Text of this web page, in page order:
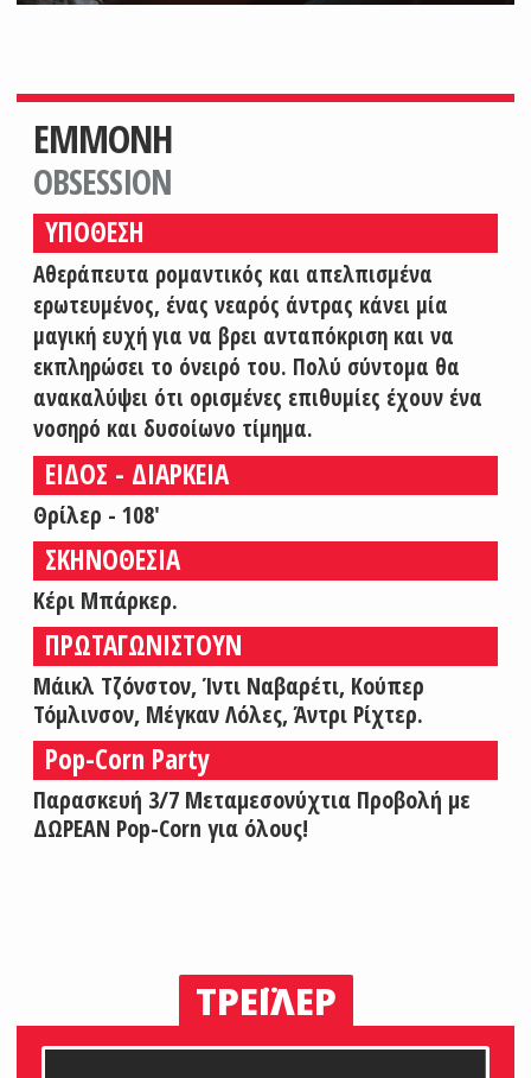
ΕΜΜΟΝΗ
OBSESSION
ΥΠΟΘΕΣΗ
Αθεράπευτα ρομαντικός και απελπισμένα
ερωτευμένος, ένας νεαρός άντρας κάνει μία
μαγική ευχή για να βρει ανταπόκριση και να
εκπληρώσει το όνειρό του. Πολύ σύντομα θα
ανακαλύψει ότι ορισμένες επιθυμίες έχουν ένα
νοσηρό και δυσοίωνο τίμημα.
ΕΙΔΟΣ - ΔΙΑΡΚΕΙΑ
Θρίλερ - 108'
ΣΚΗΝΟΘΕΣΙΑ
Κέρι Μπάρκερ.
ΠΡΩΤΑΓΩΝΙΣΤΟΥΝ
Μάικλ Τζόνστον, Ίντι Ναβαρέτι, Κούπερ
Τόμλινσον, Μέγκαν Λόλες, Άντρι Ρίχτερ.
Pop-Corn Party
Παρασκευή 3/7 Μεταμεσονύχτια Προβολή με
ΔΩΡΕΑΝ Pop-Corn για όλους!
ΤΡΕΪΛΕΡ